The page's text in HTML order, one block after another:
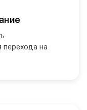
перехода на